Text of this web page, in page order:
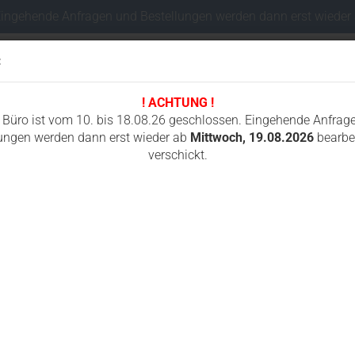
! ACHTUNG !
Büro ist vom 10. bis 18.08.26 geschlossen. Eingehende
werden dann erst wieder ab Mittwoch, 19.08.2026
verschickt.
Sprache auswählen
Anfragen und Bestellungen werden dann erst wieder